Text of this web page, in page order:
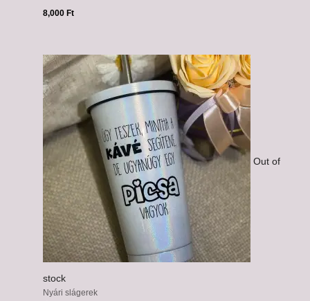
8,000 Ft
Out of
stock
Nyári slágerek